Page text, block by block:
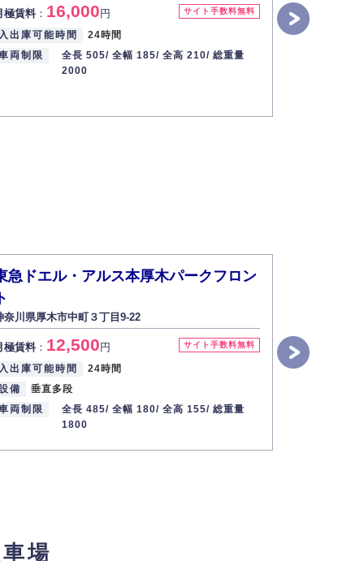
2013年12月1日サイト手数料無料
極賃料： 16,000円
入出庫可能時間
24時間
両制限
全長 505/ 全幅 185/ 全高 210/ 総重量
2000
月極賃料
急ドエル・アルス本厚木パークフロン
奈川県厚木市中町３丁目9-22
サイト手数料無料
極賃料： 12,500円
入出庫可能時間
24時間
備
垂直多段
両制限
全長 485/ 全幅 180/ 全高 155/ 総重量
1800
月極賃料
場